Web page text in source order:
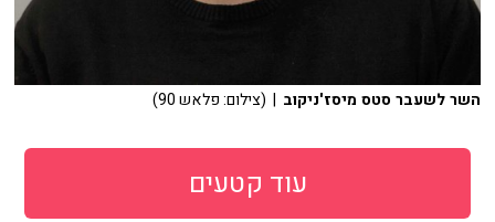
השר לשעבר סטס מיסז'ניקוב | (צילום: פלאש 90)
עוד קטעים